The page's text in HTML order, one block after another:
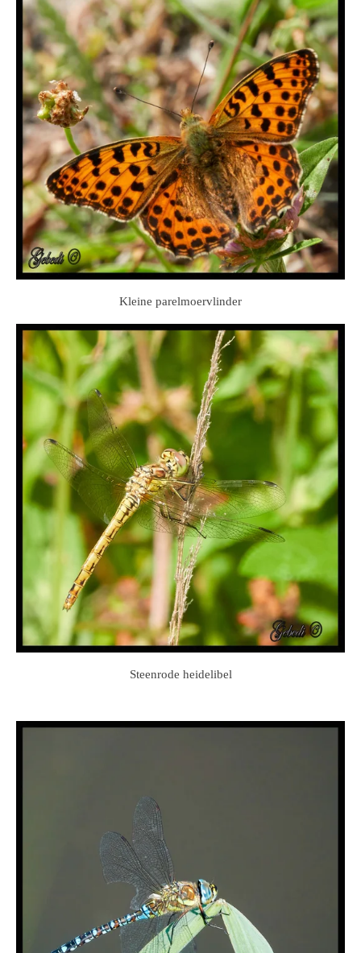
Kleine parelmoervlinder
Steenrode heidelibel